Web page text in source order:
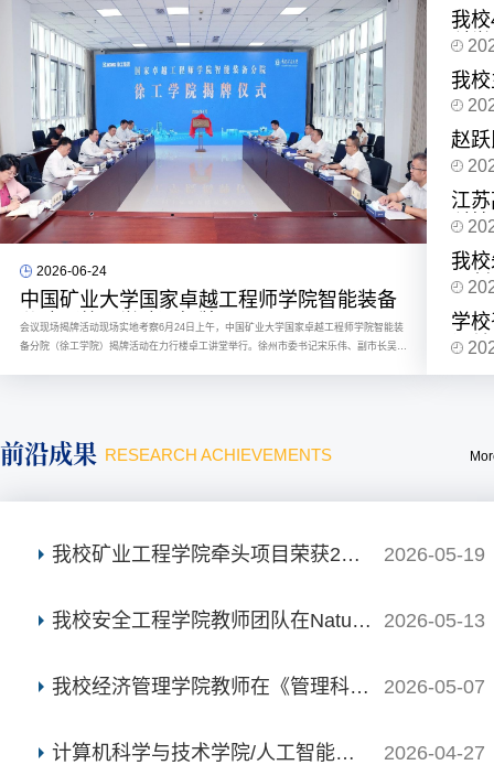
2026-06-24
中国矿业大学国家卓越工程师学院智能装备
分院（徐工学院）揭牌
会议现场揭牌活动现场​实地考察6月24日上午，中国矿业大学国家卓越工程师学院智能装
备分院（徐工学院）揭牌活动在力行楼卓工讲堂举行。徐州市委书记宋乐伟、副市长吴启
我
科
我
蝉
赵
区
利
江
科
在
我
国
学
记
前沿成果 RESEARCH ACHIEVEMENTS
我校矿业工程学院牵头项目荣获2项第51届日内瓦国际发明展... 2026-05-19
我校安全工程学院教师团队在Nature子刊《Nature Communic... 2026-05-13
我校经济管理学院教师在《管理科学学报（英文版）》刊发... 2026-05-07
计算机科学与技术学院/人工智能学院本科生在计算机安全领... 2026-04-27